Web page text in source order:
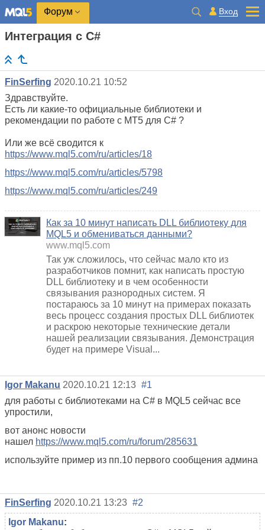
Форум Вход
Интеграция с C#
FinSerfing 2020.10.21 10:52
Здравствуйте.
Есть ли какие-то официальные библиотеки и
рекомендации по работе с MT5 для C# ?
Или же всё сводится к
https://www.mql5.com/ru/articles/18
https://www.mql5.com/ru/articles/5798
https://www.mql5.com/ru/articles/249
Как за 10 минут написать DLL библиотеку для
MQL5 и обмениваться данными?
www.mql5.com
Так уж сложилось, что сейчас мало кто из
разработчиков помнит, как написать простую
DLL библиотеку и в чем особенности
связывания разнородных систем. Я
постараюсь за 10 минут на примерах показать
весь процесс создания простых DLL библиотек
и раскрою некоторые технические детали
нашей реализации связывания. Демонстрация
будет на примере Visual...
Igor Makanu 2020.10.21 12:13 #1
для работы с библиотеками на C# в MQL5 сейчас все
упростили,
вот анонс новости
нашел https://www.mql5.com/ru/forum/285631
используйте пример из пп.10 первого сообщения админа
FinSerfing 2020.10.21 13:23 #2
Igor Makanu: